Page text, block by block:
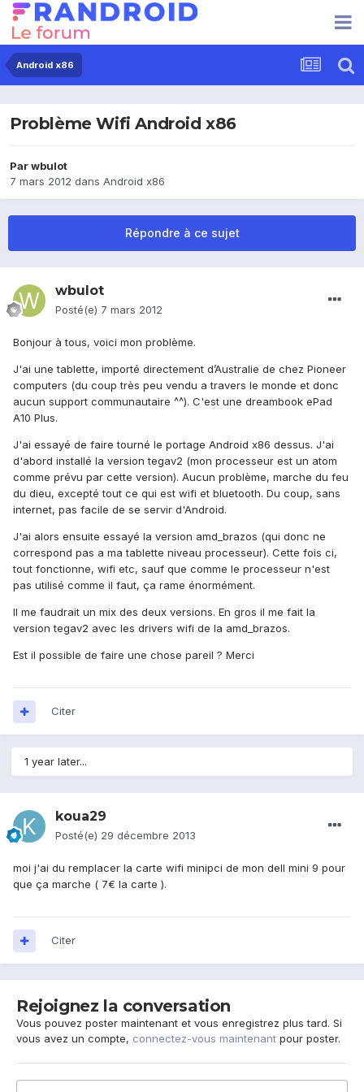
Android x86
Problème Wifi Android x86
Parwbulot
7 mars 2012 dans Android x86
Répondre à ce sujet
wbulot
Posté(e) 7 mars 2012
Bonjour à tous, voici mon problème.
J'ai une tablette, importé directement d’Australie de chez Pioneer
computers (du coup très peu vendu a travers le monde et donc
aucun support communautaire ^^). C'est une dreambook ePad
A10 Plus.
J'ai essayé de faire tourné le portage Android x86 dessus. J'ai
d'abord installé la version tegav2 (mon processeur est un atom
comme prévu par cette version). Aucun problème, marche du feu
du dieu, excepté tout ce qui est wifi et bluetooth. Du coup, sans
internet, pas facile de se servir d'Android.
J'ai alors ensuite essayé la version amd_brazos (qui donc ne
correspond pas a ma tablette niveau processeur). Cette fois ci,
tout fonctionne, wifi etc, sauf que comme le processeur n'est
pas utilisé comme il faut, ça rame énormément.
Il me faudrait un mix des deux versions. En gros il me fait la
version tegav2 avec les drivers wifi de la amd_brazos.
Est il possible de faire une chose pareil ? Merci
Citer
1 year later...
koua29
Posté(e) 29 décembre 2013
moi j'ai du remplacer la carte wifi minipci de mon dell mini 9 pour
que ça marche ( 7€ la carte ).
Citer
Rejoignez la conversation
Vous pouvez poster maintenant et vous enregistrez plus tard. Si
vous avez un compte, connectez-vous maintenant pour poster.